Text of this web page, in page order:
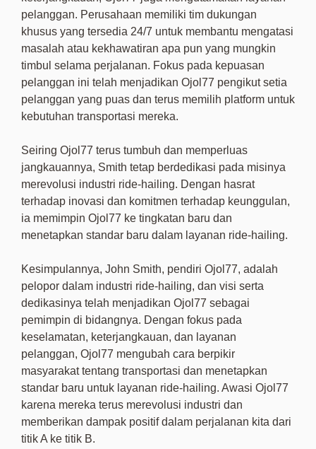
pelanggan. Perusahaan memiliki tim dukungan
khusus yang tersedia 24/7 untuk membantu mengatasi
masalah atau kekhawatiran apa pun yang mungkin
timbul selama perjalanan. Fokus pada kepuasan
pelanggan ini telah menjadikan Ojol77 pengikut setia
pelanggan yang puas dan terus memilih platform untuk
kebutuhan transportasi mereka.
Seiring Ojol77 terus tumbuh dan memperluas
jangkauannya, Smith tetap berdedikasi pada misinya
merevolusi industri ride-hailing. Dengan hasrat
terhadap inovasi dan komitmen terhadap keunggulan,
ia memimpin Ojol77 ke tingkatan baru dan
menetapkan standar baru dalam layanan ride-hailing.
Kesimpulannya, John Smith, pendiri Ojol77, adalah
pelopor dalam industri ride-hailing, dan visi serta
dedikasinya telah menjadikan Ojol77 sebagai
pemimpin di bidangnya. Dengan fokus pada
keselamatan, keterjangkauan, dan layanan
pelanggan, Ojol77 mengubah cara berpikir
masyarakat tentang transportasi dan menetapkan
standar baru untuk layanan ride-hailing. Awasi Ojol77
karena mereka terus merevolusi industri dan
memberikan dampak positif dalam perjalanan kita dari
titik A ke titik B.